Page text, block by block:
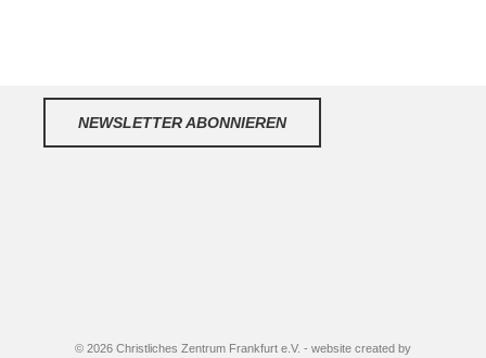
NEWSLETTER ABONNIEREN
© 2026 Christliches Zentrum Frankfurt e.V. - website created by